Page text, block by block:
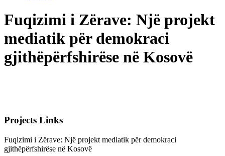
Fuqizimi i Zërave: Një projekt
mediatik për demokraci
gjithëpërfshirëse në Kosovë
Projects Links
Fuqizimi i Zërave: Një projekt mediatik për demokraci
gjithëpërfshirëse në Kosovë